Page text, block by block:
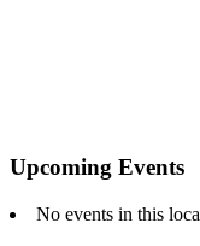
Upcoming Events
No events in this